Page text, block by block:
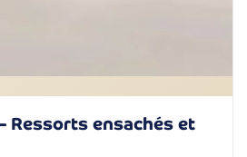
Ressorts ensachés et